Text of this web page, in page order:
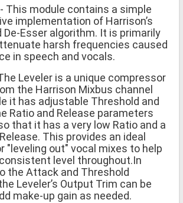
This module contains a simple
implementation of Harrison’s
De-Esser algorithm. It is primarily
harsh frequencies caused
in speech and vocals.
Leveler is a unique compressor
the Harrison Mixbus channel
it has adjustable Threshold and
Ratio and Release parameters
that it has a very low Ratio and a
This provides an ideal
"leveling out" vocal mixes to help
level throughout.In
the Attack and Threshold
Leveler’s Output Trim can be
make-up gain as needed.